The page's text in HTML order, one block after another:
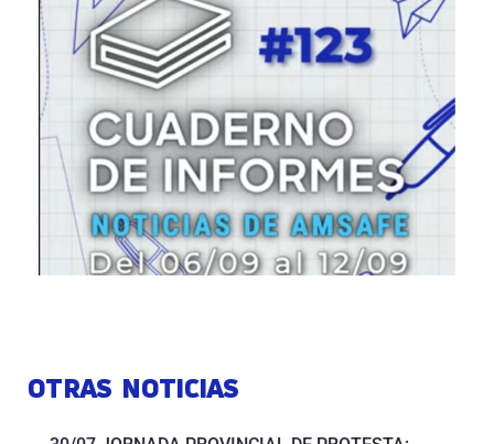
OTRAS NOTICIAS